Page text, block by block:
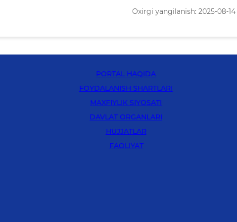
Oxirgi yangilanish: 2025-08-14
PORTAL HAQIDA
FOYDALANISH SHARTLARI
MAXFIYLIK SIYOSATI
DAVLAT ORGANLARI
HUJJATLAR
FAOLIYAT